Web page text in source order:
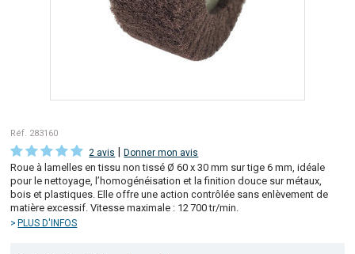
Réf. 283160
2 avis |Donner mon avis
Roue à lamelles en tissu non tissé Ø 60 x 30 mm sur tige 6 mm, idéale
pour le nettoyage, l’homogénéisation et la finition douce sur métaux,
bois et plastiques. Elle offre une action contrôlée sans enlèvement de
matière excessif. Vitesse maximale : 12 700 tr/min.
PLUS D'INFOS